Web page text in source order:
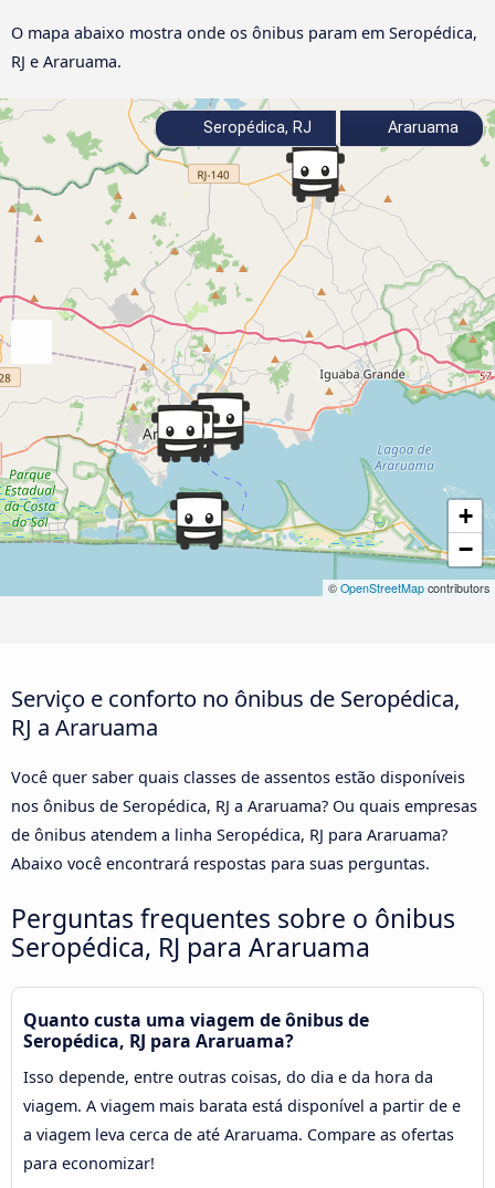
O mapa abaixo mostra onde os ônibus param em Seropédica,
RJ e Araruama.
+
−
© OpenStreetMap contributors
Seropédica, RJ Araruama
Serviço e conforto no ônibus de Seropédica,
RJ a Araruama
Você quer saber quais classes de assentos estão disponíveis
nos ônibus de Seropédica, RJ a Araruama? Ou quais empresas
de ônibus atendem a linha Seropédica, RJ para Araruama?
Abaixo você encontrará respostas para suas perguntas.
Perguntas frequentes sobre o ônibus
Seropédica, RJ para Araruama
Quanto custa uma viagem de ônibus de
Seropédica, RJ para Araruama?
Isso depende, entre outras coisas, do dia e da hora da
viagem. A viagem mais barata está disponível a partir de e
a viagem leva cerca de até Araruama. Compare as ofertas
para economizar!